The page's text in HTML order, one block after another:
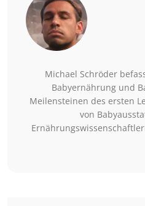
Michael Schröder
Babyernährung und
Meilensteinen des ersten
von